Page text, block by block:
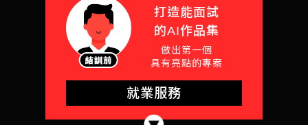
打造能面試
的AI作品集
做出第一個
具有亮點的專案
就業服務